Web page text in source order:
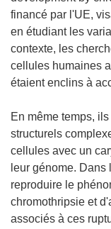
financé par l'UE,
en étudiant les
contexte, les
cellules humaines
étaient enclins à
En même temps,
structurels
cellules avec un
leur génome.
reproduire le
chromothripsie et
associés à ces